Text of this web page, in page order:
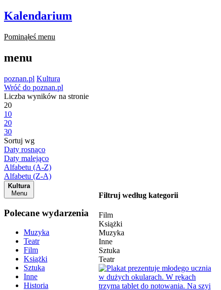
Kalendarium
Pominąłeś menu
menu
poznan.pl Kultura
Wróć do poznan.pl
Liczba wyników na stronie
20
10
20
30
Sortuj wg
Daty rosnąco
Daty malejąco
Alfabetu (A-Z)
Alfabetu (Z-A)
Kultura
Menu
Polecane wydarzenia
Muzyka
Teatr
Film
Książki
Sztuka
Inne
Historia
Filtruj według kategorii
Film
Książki
Muzyka
Inne
Sztuka
Teatr